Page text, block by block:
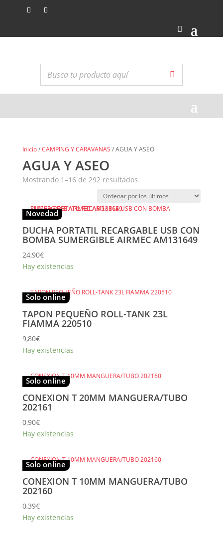
Inicio/CAMPING Y CARAVANAS / AGUA Y ASEO
AGUA Y ASEO
Mostrando 1–16 de 292 resultadosOrdenado
por
últimos
Novedad
DUCHA PORTATIL RECARGABLE USB CON
BOMBA SUMERGIBLE AIRMEC AM131649
24,90€
Hay existencias
Solo online
TAPON PEQUEÑO ROLL-TANK 23L
FIAMMA 220510
9,80€
Hay existencias
Solo online
CONEXION T 20MM MANGUERA/TUBO
202161
0,90€
Hay existencias
Solo online
CONEXION T 10MM MANGUERA/TUBO
202160
0,39€
Hay existencias